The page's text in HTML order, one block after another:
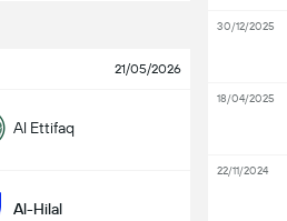
21/05/2026
Al Ettifaq
Al-Hilal
30/12/2025
18/04/2025
22/11/2024